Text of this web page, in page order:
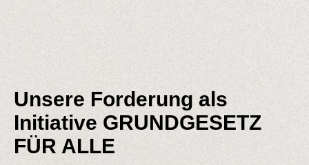
Unsere Forderung als
Initiative GRUNDGESETZ
FÜR ALLE